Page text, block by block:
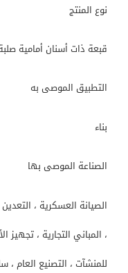
نوع المنتج
قبعة ذات أسنان أمامية
التطبيق الموصى به
بناء
الصناعة الموصى بها
الصيانة العسكرية ، التعدين
، المباني التجارية ،
للمنشآت ، التصنيع العام ،